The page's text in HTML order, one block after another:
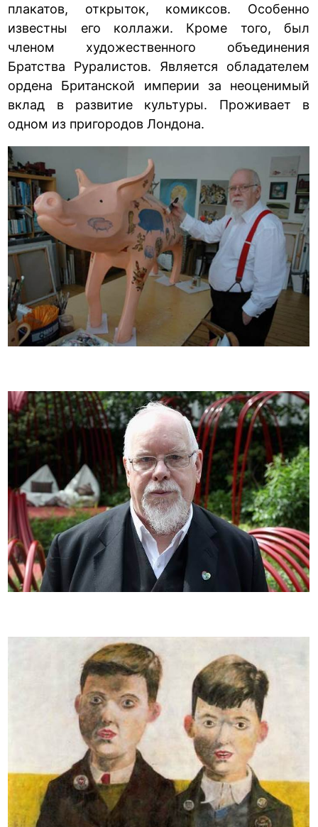
плакатов, открыток, комиксов. Особенно
известны его коллажи. Кроме того, был
членом художественного объединения
Братства Руралистов. Является обладателем
ордена Британской империи за неоценимый
вклад в развитие культуры. Проживает в
одном из пригородов Лондона.